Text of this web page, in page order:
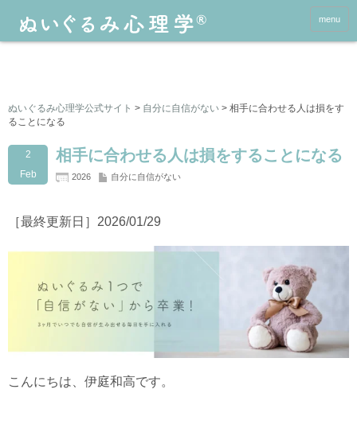
menu
ぬいぐるみ心理学公式サイト > 自分に自信がない > 相手に合わせる人は損をす
ることになる
2
Feb
相手に合わせる人は損をすることになる
2026 自分に自信がない
［最終更新日］2026/01/29
こんにちは、伊庭和高です。